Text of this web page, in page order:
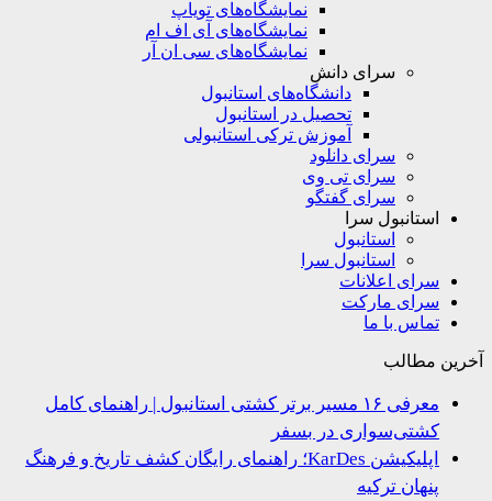
نمایشگاه‌های تویاپ
نمایشگاه‌های آی اف ام
نمایشگاه‌های سی ان آر
سرای دانش
دانشگاه‌های استانبول
تحصیل در استانبول
آموزش ترکی استانبولی
سرای دانلود
سرای تی وی
سرای گفتگو
استانبول سرا
استانبول
استانبول سرا
سرای اعلانات
سرای مارکت
تماس با ما
مطالب
معرفی ۱۶ مسیر برتر کشتی استانبول | راهنمای کامل
کشتی‌سواری در بسفر
اپلیکیشن KarDes؛ راهنمای رایگان کشف تاریخ و فرهنگ
پنهان ترکیه